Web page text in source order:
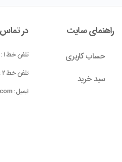
راهنمای سایت
حساب کاربری
سبد خرید
در
تلفن خط ۱ : ۲۲۲۲۵۱۳۹ (۰۲۱)
تلفن خط ۲ :
ایمیل : info@Brandgan.com